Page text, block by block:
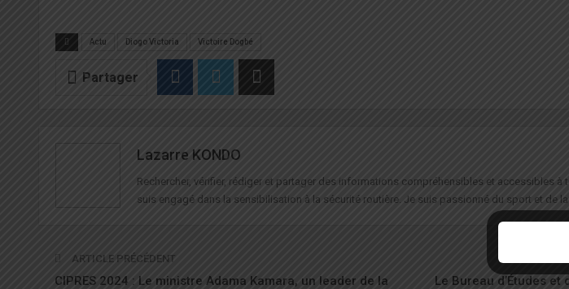
Actu Diogo Victoria Victoire Dogbé
Partager
Lazarre KONDO
Rechercher, vérifier, rédiger et partager des informations compréhensibles et accessibles à
suis engagé dans la sensibilisation à la sécurité routière. Je suis passionné du sport et de la
ARTICLE PRÉCÉDENT
CIPRES 2024 : Le ministre Adama Kamara, un leader de la
Le Bureau d’Études et